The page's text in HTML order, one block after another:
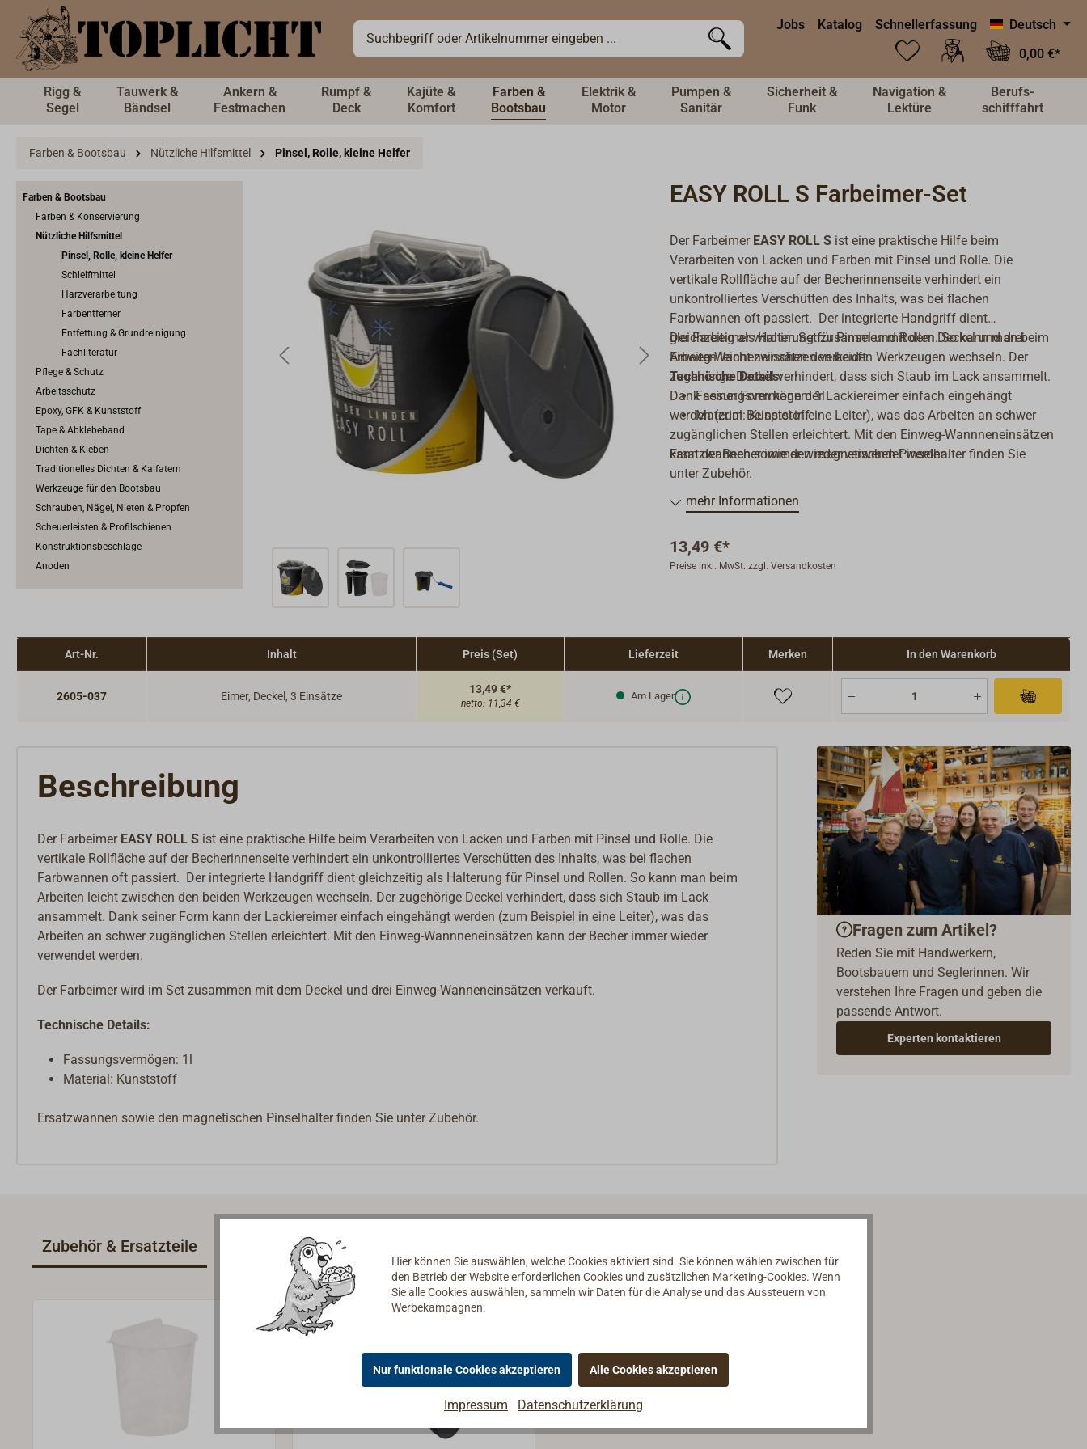
springen Jobs Katalog Schnellerfassung
Deutsch
0,00 €*
Rigg &
Segel
Tauwerk &
Bändsel
Ankern &
Festmachen
Rumpf &
Deck
Kajüte &
Komfort
Farben &
Bootsbau
Elektrik &
Motor
Pumpen &
Sanitär
Sicherheit &
Funk
Navigation &
Lektüre
Berufs-
schifffahrt
Farben & Bootsbau Nützliche Hilfsmittel Pinsel, Rolle, kleine Helfer
Farben & Bootsbau
Farben & Konservierung
Nützliche Hilfsmittel
Pinsel, Rolle, kleine Helfer
Schleifmittel
Harzverarbeitung
Farbentferner
Entfettung & Grundreinigung
Fachliteratur
Pflege & Schutz
Arbeitsschutz
Epoxy, GFK & Kunststoff
Tape & Abklebeband
Dichten & Kleben
Traditionelles Dichten & Kalfatern
Werkzeuge für den Bootsbau
Schrauben, Nägel, Nieten & Propfen
Scheuerleisten & Profilschienen
Konstruktionsbeschläge
Anoden
EASY ROLL S Farbeimer-Set
Der Farbeimer EASY ROLL S ist eine praktische Hilfe beim
Verarbeiten von Lacken und Farben mit Pinsel und Rolle. Die
vertikale Rollfläche auf der Becherinnenseite verhindert ein
unkontrolliertes Verschütten des Inhalts, was bei flachen
Farbwannen oft passiert. Der integrierte Handgriff dient
gleichzeitig als Halterung für Pinsel und Rollen. So kann man beim
Arbeiten leicht zwischen den beiden Werkzeugen wechseln. Der
zugehörige Deckel verhindert, dass sich Staub im Lack ansammelt.
Dank seiner Form kann der Lackiereimer einfach eingehängt
werden (zum Beispiel in eine Leiter), was das Arbeiten an schwer
zugänglichen Stellen erleichtert. Mit den Einweg-Wannneneinsätzen
kann der Becher immer wieder verwendet werden.
Der Farbeimer wird im Set zusammen mit dem Deckel und drei
Einweg-Wanneneinsätzen verkauft.
Technische Details:
Fassungsvermögen: 1l
Material: Kunststoff
Ersatzwannen sowie den magnetischen Pinselhalter finden Sie
unter Zubehör.
mehr Informationen
13,49 €*
Preise inkl. MwSt. zzgl. Versandkosten
Art-Nr. Inhalt Preis (Set) Lieferzeit Merken In den Warenkorb
2605-037 Eimer, Deckel, 3 Einsätze
13,49 €*
netto: 11,34 €
Am Lager
Beschreibung
Der Farbeimer EASY ROLL S ist eine praktische Hilfe beim Verarbeiten von Lacken und Farben mit Pinsel und Rolle. Die
vertikale Rollfläche auf der Becherinnenseite verhindert ein unkontrolliertes Verschütten des Inhalts, was bei flachen
Farbwannen oft passiert. Der integrierte Handgriff dient gleichzeitig als Halterung für Pinsel und Rollen. So kann man beim
Arbeiten leicht zwischen den beiden Werkzeugen wechseln. Der zugehörige Deckel verhindert, dass sich Staub im Lack
ansammelt. Dank seiner Form kann der Lackiereimer einfach eingehängt werden (zum Beispiel in eine Leiter), was das
Arbeiten an schwer zugänglichen Stellen erleichtert. Mit den Einweg-Wannneneinsätzen kann der Becher immer wieder
verwendet werden.
Der Farbeimer wird im Set zusammen mit dem Deckel und drei Einweg-Wanneneinsätzen verkauft.
Technische Details:
Fassungsvermögen: 1l
Material: Kunststoff
Ersatzwannen sowie den magnetischen Pinselhalter finden Sie unter Zubehör.
Fragen zum Artikel?
Reden Sie mit Handwerkern,
Bootsbauern und Seglerinnen. Wir
verstehen Ihre Fragen und geben die
passende Antwort.
Experten kontaktieren
Zubehör & Ersatzteile
Hier können Sie auswählen, welche Cookies aktiviert sind. Sie können wählen zwischen für
den Betrieb der Website erforderlichen Cookies und zusätzlichen Marketing-Cookies. Wenn
Sie alle Cookies auswählen, sammeln wir Daten für die Analyse und das Aussteuern von
Werbekampagnen.
Nur funktionale Cookies akzeptieren Alle Cookies akzeptieren
Impressum Datenschutzerklärung